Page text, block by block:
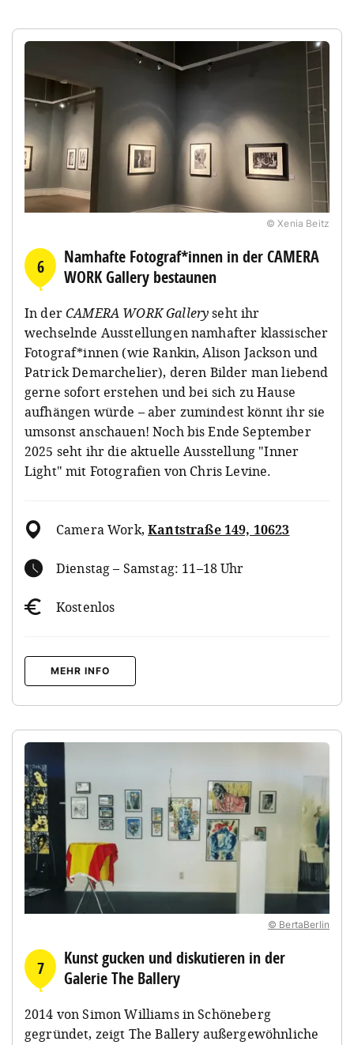
© Xenia Beitz
6
Namhafte Fotograf*innen in der CAMERA
WORK Gallery bestaunen
In derCAMERA WORK Galleryseht ihr
wechselnde Ausstellungen namhafter klassischer
Fotograf*innen (wie Rankin, Alison Jackson und
Patrick Demarchelier), deren Bilder man liebend
gerne sofort erstehen und bei sich zu Hause
aufhängen würde – aber zumindest könnt ihr sie
umsonst anschauen! Noch bis Ende September
2025 seht ihr die aktuelle Ausstellung "Inner
Light" mit Fotografien von Chris Levine.
Camera Work,Kantstraße 149, 10623
Dienstag – Samstag: 11–18 Uhr
Kostenlos
MEHR INFO
© BertaBerlin
7
Kunst gucken und diskutieren in der
Galerie The Ballery
2014 von Simon Williams in Schöneberg
gegründet, zeigt The Ballery außergewöhnliche